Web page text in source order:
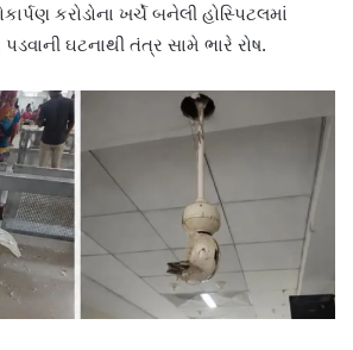
કરોડોના ખર્ચે બનેલી હોસ્પિટલમાં
ઘટનાથી તંત્ર સામે ભારે રોષ.